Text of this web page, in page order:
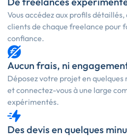
Vous accédez aux profils
clients de chaque freelance pour
confiance.
Aucun frais, ni
Déposez votre projet en
et connectez-vous à une large
expérimentés.
Des devis en quelques